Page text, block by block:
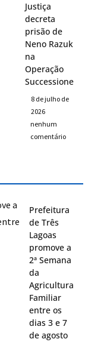
Justiça
decreta
prisão de
Neno Razuk
na
Operação
Successione
8 de julho de
2026
nenhum
comentário
Prefeitura
de Três
Lagoas
promove a
2ª Semana
da
Agricultura
Familiar
entre os
dias 3 e 7
de agosto